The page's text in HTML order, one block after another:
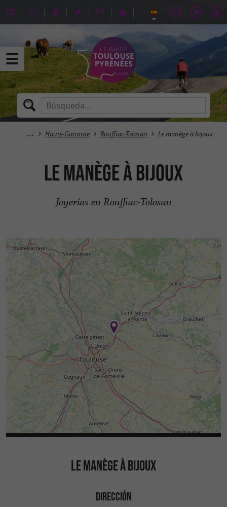
Haute-Garonne Rouffiac-Tolosan Le manège à bijoux
Le manège à bijoux
Joyerías en Rouffiac-Tolosan
LE MANÈGE À BIJOUX
DIRECCIÓN